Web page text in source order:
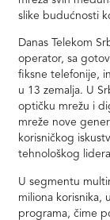
slike budućnosti
Danas Telekom
operator, sa
fiksne telefonije,
u 13 zemalja. U
optičku mrežu i
mreže nove
korisničkog
tehnološkog
U segmentu
miliona korisnika,
programa, čime